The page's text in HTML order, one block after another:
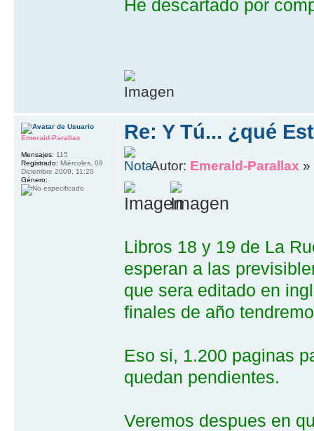
He descartado por
Re: Y Tú... ¿qué
Autor: Emerald-Parallax »
Libros 18 y 19 de La
esperan a las
que sera editado en
finales de año
Eso si, 1.200 paginas
quedan pendientes.
Veremos despues en
Emerald-Parallax
Mensajes: 115
Registrado: Miércoles, 09
Diciembre 2009, 11:20
Género: